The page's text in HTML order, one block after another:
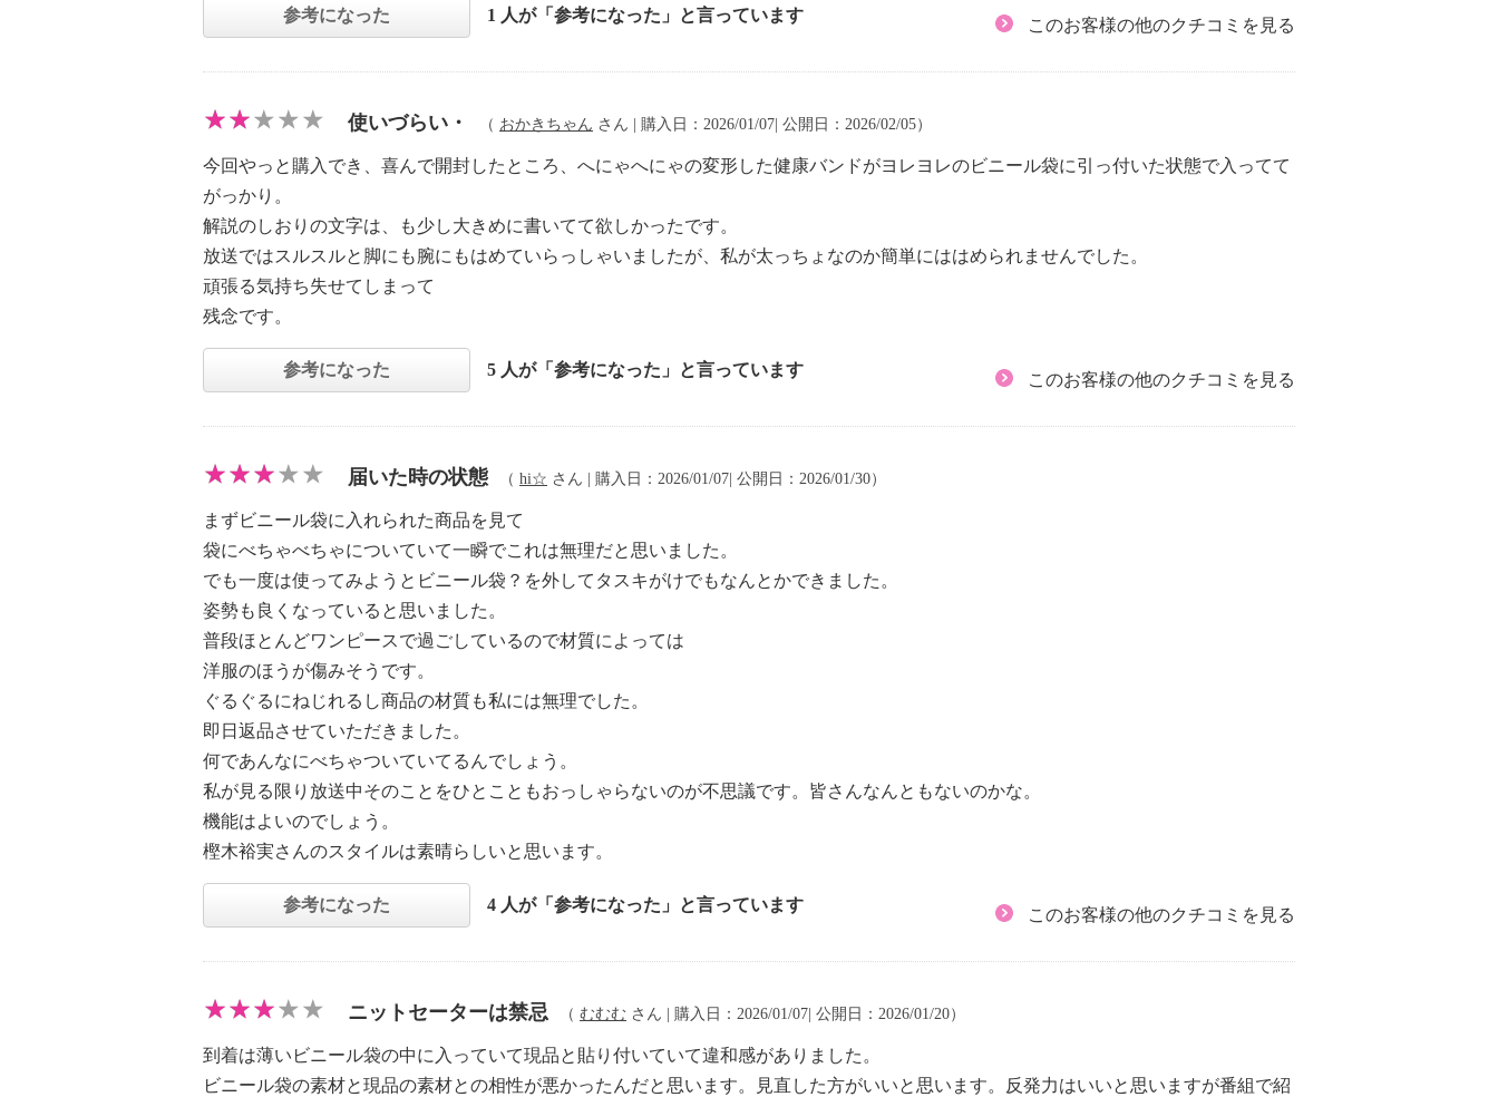
参考になった 1 人が「参考になった」と言っています
このお客様の他のクチコミを見る
使いづらい・ （ おかきちゃん さん | 購入日：2026/01/07| 公開日：2026/02/05）
今回やっと購入でき、喜んで開封したところ、へにゃへにゃの変形した健康バンドがヨレヨレのビニール袋に引っ付いた状態で入ってて
がっかり。
解説のしおりの文字は、も少し大きめに書いてて欲しかったです。
放送ではスルスルと脚にも腕にもはめていらっしゃいましたが、私が太っちょなのか簡単にははめられませんでした。
頑張る気持ち失せてしまって
残念です。
参考になった 5 人が「参考になった」と言っています
このお客様の他のクチコミを見る
届いた時の状態 （ hi☆ さん | 購入日：2026/01/07| 公開日：2026/01/30）
まずビニール袋に入れられた商品を見て
袋にべちゃべちゃについていて一瞬でこれは無理だと思いました。
でも一度は使ってみようとビニール袋？を外してタスキがけでもなんとかできました。
姿勢も良くなっていると思いました。
普段ほとんどワンピースで過ごしているので材質によっては
洋服のほうが傷みそうです。
ぐるぐるにねじれるし商品の材質も私には無理でした。
即日返品させていただきました。
何であんなにべちゃついていてるんでしょう。
私が見る限り放送中そのことをひとこともおっしゃらないのが不思議です。皆さんなんともないのかな。
機能はよいのでしょう。
樫木裕実さんのスタイルは素晴らしいと思います。
参考になった 4 人が「参考になった」と言っています
このお客様の他のクチコミを見る
ニットセーターは禁忌 （ むむむ さん | 購入日：2026/01/07| 公開日：2026/01/20）
到着は薄いビニール袋の中に入っていて現品と貼り付いていて違和感がありました。
ビニール袋の素材と現品の素材との相性が悪かったんだと思います。見直した方がいいと思います。反発力はいいと思いますが番組で紹